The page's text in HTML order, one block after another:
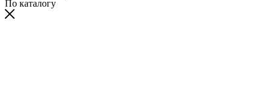
По каталогу